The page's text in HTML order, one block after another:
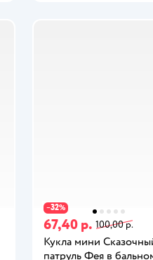
−32%
67,40 р. 100,00 р.
Кукла мини
патруль Фея в